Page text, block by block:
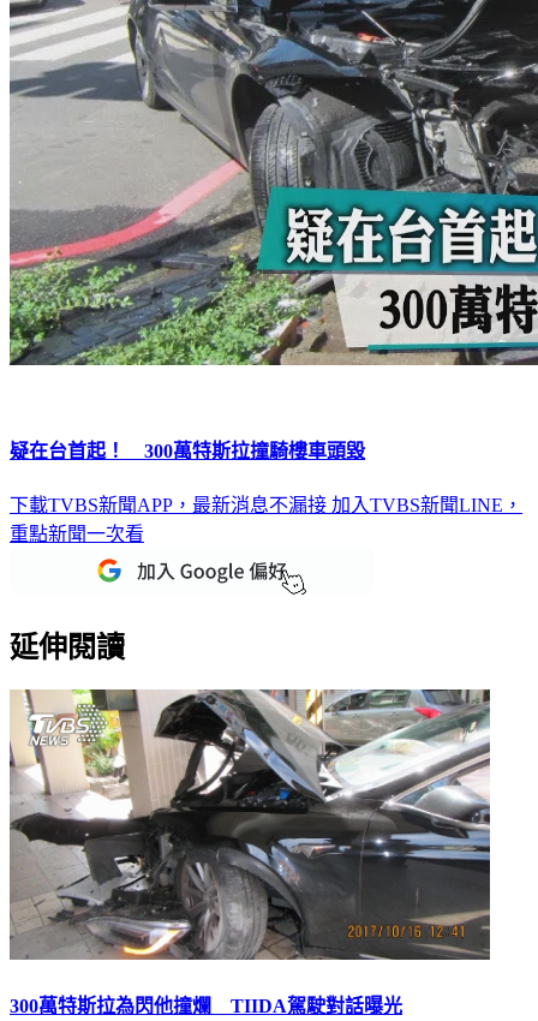
疑在台首起！ 300萬特斯拉撞騎樓車頭毀
下載TVBS新聞APP，最新消息不漏接 加入TVBS新聞LINE，
重點新聞一次看
延伸閱讀
300萬特斯拉為閃他撞爛 TIIDA駕駛對話曝光